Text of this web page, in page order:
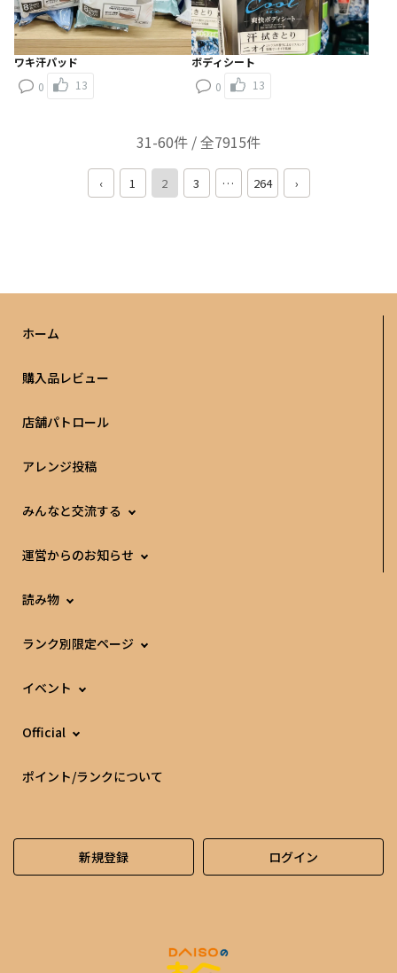
ワキ汗パッド
0
13
ボディシート
0
13
31-60件 / 全7915件
‹ 1 2 3 … 264 ›
ホーム
購入品レビュー
店舗パトロール
アレンジ投稿
みんなと交流する
運営からのお知らせ
読み物
ランク別限定ページ
イベント
Official
ポイント/ランクについて
新規登録 ログイン